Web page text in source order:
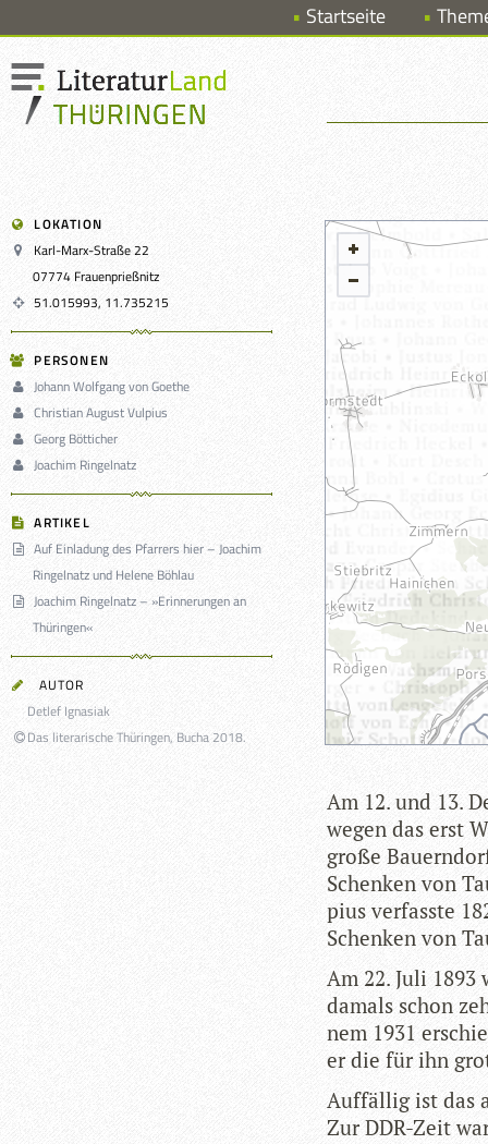
Startseite
LOKATION
Karl-Marx-Straße 22
07774 Frauenprießnitz
51.015993, 11.735215
PERSONEN
Johann Wolfgang von Goethe
Christian August Vulpius
Georg Bötticher
Joachim Ringelnatz
ARTIKEL
Auf Einladung des Pfarrers hier – Joachim
Ringelnatz und Helene Böhlau
Joachim Ringelnatz – »Erinnerungen an
Thüringen«
AUTOR
Detlef Ignasiak
Das literarische Thüringen, Bucha 2018.
Am 12. und 13.
wegen das erst
große
Schen­ken von
pius ver­fasste
Schen­ken von
Am 22. Juli
damals schon
nem 1931
er die für ihn
Auf­fäl­lig ist das
Zur DDR-Zeit